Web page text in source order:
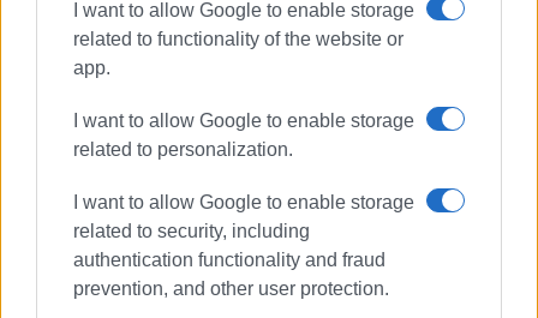
I want to allow Google to enable storage
related to functionality of the website or
app.
I want to allow Google to enable storage
related to personalization.
I want to allow Google to enable storage
related to security, including
authentication functionality and fraud
prevention, and other user protection.
Ιατρικής Σχολής του ΕΚΠΑ, ενώ ειδικεύτηκε στο
Ψυχιατρικό Νοσοκομείο Αττικής, στο Γενικό
Νοσοκομείο Αθηνών «Γεώργιος Γεννηματάς» και
στο Ινστιτούτο Νευρολογίας του Λονδίνου. Έχει
δεκάδες διεθνείς και ελληνικές επιστημονικές
δημοσιεύσεις.Συμμετέχει στο καθημερινό
κοινωνικό και πολιτικό γίγνεσθαι με διαλέξεις,
άρθρα γνώμης και δημόσιες παρεμβάσεις. Εκτός
από την παρούσα εβδομαδιαία στήλη, είναι
παραγωγός του ραδιοφωνικού ενθέτου
«Επισυνάψεις» στον Κύμα FM 90,3 και